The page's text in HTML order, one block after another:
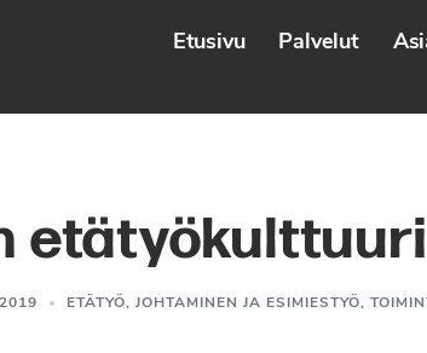
Etusivu Palvelut
ETÄTYÖ, JOHTAMINEN JA ESIMIESTYÖ,